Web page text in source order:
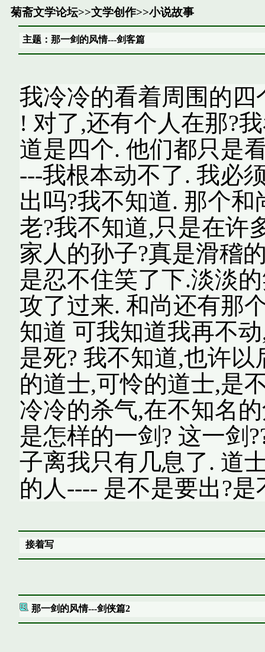
菊斋文学论坛>>文学创作>>小说故事
主题：那一剑的风情---剑客篇
我冷冷的看着周围的四
! 对了,还有个人在那?
道是四个. 他们都只是
---我根本动不了. 我必
出吗?我不知道. 那个
老?我不知道,只是在许
家人的孙子?真是滑稽
是忍不住笑了下.淡淡
攻了过来. 和尚还有那
知道 可我知道我再不
是死? 我不知道,也许
的道士,可怜的道士,是
冷冷的杀气,在不知名
是怎样的一剑? 这一剑
子离我只有几息了. 道
的人---- 是不是要出?
接着写
那一剑的风情---剑侠篇2